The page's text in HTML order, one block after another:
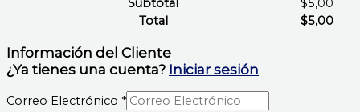
Subtotal
$5,00
Total
$5,00
Información del Cliente
¿Ya tienes una cuenta? Iniciar sesión
Correo Electrónico *